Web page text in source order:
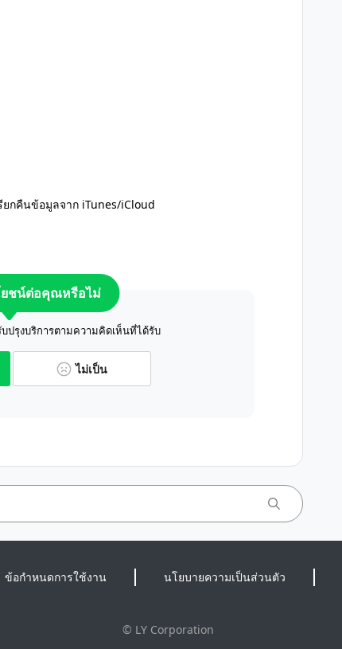
กคืนข้อมูลจาก iTunes/iCloud
ยชน์ต่อคุณหรือไม่
ปรุงบริการตามความคิดเห็นที่ได้รับ
ไม่เป็น
ข้อกำหนดการใช้งาน นโยบายความเป็นส่วนตัว
© LY Corporation